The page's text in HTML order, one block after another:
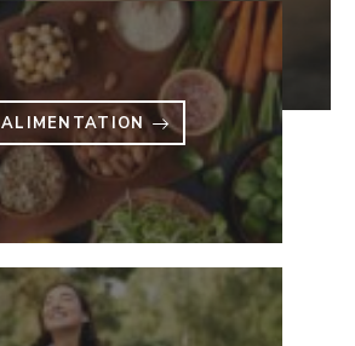
ALIMENTATION